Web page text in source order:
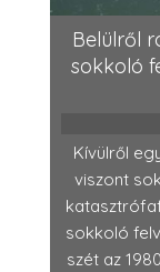
Belülről
sokkoló
Kívülről
viszont
sokkoló
szét az